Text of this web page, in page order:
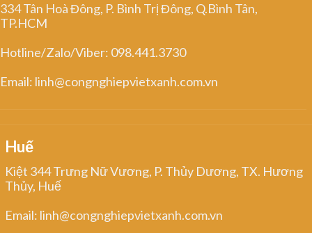
334 Tân Hoà Đông, P. Bình Trị Đông, Q.Bình Tân,
TP.HCM
Hotline/Zalo/Viber: 098.441.3730
Email: linh@congnghiepvietxanh.com.vn
Huế
Kiệt 344 Trưng Nữ Vương, P. Thủy Dương, TX. Hương
Thủy, Huế
Email: linh@congnghiepvietxanh.com.vn